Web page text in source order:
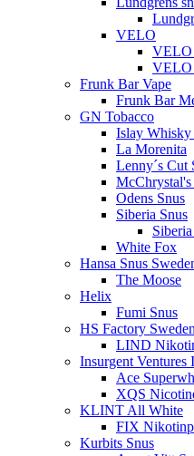
VELO
VELO
VELO
Frunk Bar Vape
Frunk Bar
GN Tobacco
Islay Whisky
La Morenita
Lenny´s Cut
Odens Snus
Siberia Snus
White Fox
Hansa Snus
The Moose
Helix
Fumi Snus
HS Factory Sweden
LIND
Insurgent Ventures
Ace
XQS
KLINT All White
FIX
Kurbits Snus